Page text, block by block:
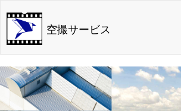
空撮サービス